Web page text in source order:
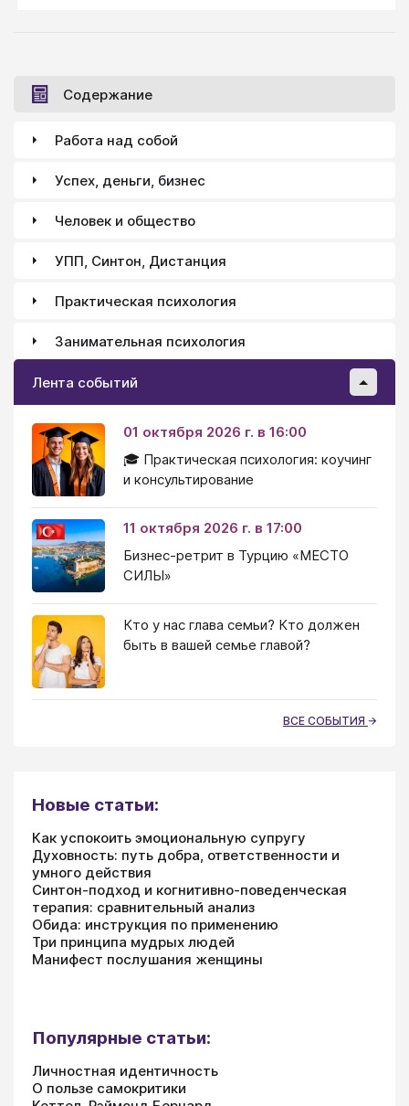
Содержание
Работа над собой
Успех, деньги, бизнес
Человек и общество
УПП, Синтон, Дистанция
Практическая психология
Занимательная психология
Лента событий
01 октября 2026 г. в 16:00
🎓 Практическая психология: коучинг
и консультирование
11 октября 2026 г. в 17:00
Бизнес-ретрит в Турцию «МЕСТО
СИЛЫ»
Кто у нас глава семьи? Кто должен
быть в вашей семье главой?
ВСЕ СОБЫТИЯ
Новые статьи:
Как успокоить эмоциональную супругу
Духовность: путь добра, ответственности и
умного действия
Синтон-подход и когнитивно-поведенческая
терапия: сравнительный анализ
Обида: инструкция по применению
Три принципа мудрых людей
Манифест послушания женщины
Популярные статьи:
Личностная идентичность
О пользе самокритики